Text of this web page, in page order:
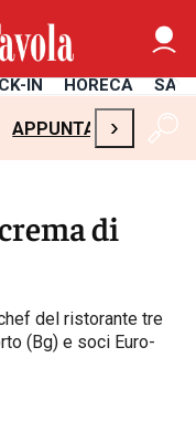
IN HORECA
APPUNTAMENTI
›
di
del ristorante tre
(Bg) e soci Euro-